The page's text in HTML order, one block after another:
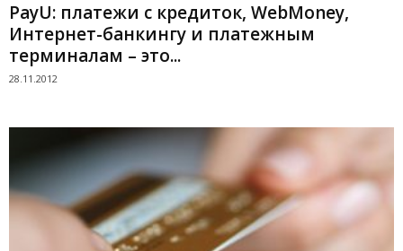
PayU: платежи с кредиток, WebMoney,
Интернет-банкингу и платежным
терминалам – это...
28.11.2012